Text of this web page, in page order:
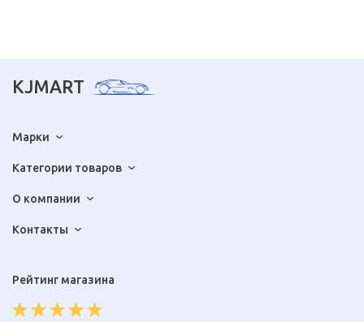
KJMART
Марки
Категории товаров
О компании
Контакты
Рейтинг магазина